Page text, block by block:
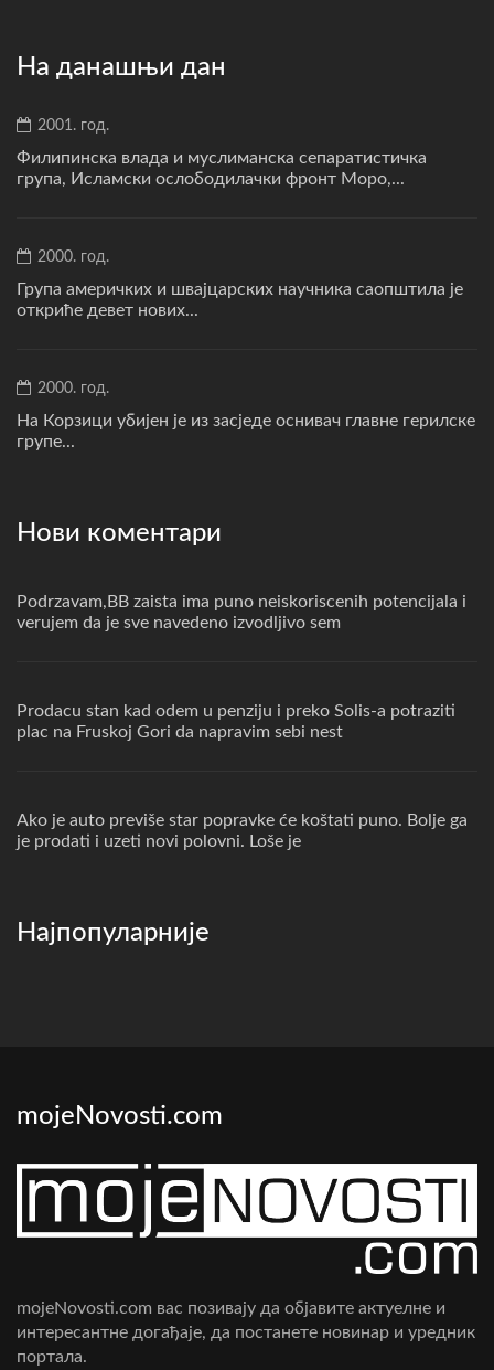
На данашњи дан
2001. год.
Филипинска влада и муслиманска сепаратистичка
група, Исламски ослободилачки фронт Моро,...
2000. год.
Група америчких и швајцарских научника саопштила је
откриће девет нових...
2000. год.
На Корзици убијен је из засједе оснивач главне герилске
групе...
Нови коментари
Podrzavam,BB zaista ima puno neiskoriscenih potencijala i
verujem da je sve navedeno izvodljivo sem
Prodacu stan kad odem u penziju i preko Solis-a potraziti
plac na Fruskoj Gori da napravim sebi nest
Ako je auto previše star popravke će koštati puno. Bolje ga
je prodati i uzeti novi polovni. Loše je
Најпопуларније
mojeNovosti.com
mojeNovosti.com вас позивају да објавите актуелне и
интересантне догађаје, да постанете новинар и уредник
портала.